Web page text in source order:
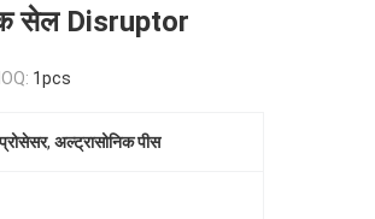
सेल Disruptor
1pcs
, अल्ट्रासोनिक पीस